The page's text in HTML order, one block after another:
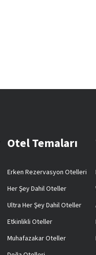
Otel Temaları
Erken Rezervasyon Otelleri
Her Şey Dahil Oteller
Ultra Her Şey Dahil Oteller
Etkinlikli Oteller
Muhafazakar Oteller